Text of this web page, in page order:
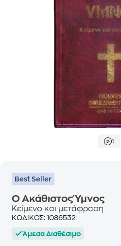
1
Best Seller
Ο Ακάθιστος Ύμνος
Κείμενο και μετάφραση
ΚΩΔΙΚΟΣ: 1086532
Άμεσα Διαθέσιμο